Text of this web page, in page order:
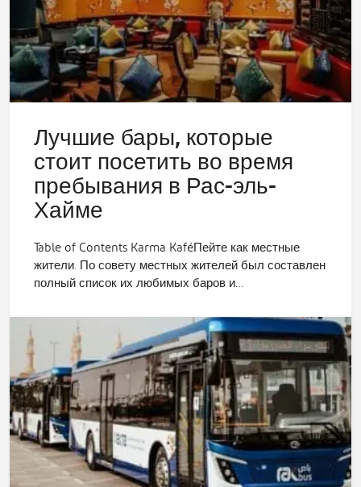
Лучшие бары, которые
стоит посетить во время
пребывания в Рас-эль-
Хайме
Table of Contents Karma KaféПейте как местные
жители. По совету местных жителей был составлен
полный список их любимых баров и…